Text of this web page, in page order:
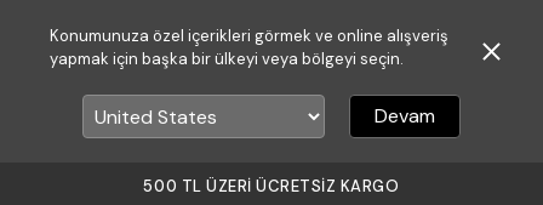
Konumunuza özel içerikleri görmek ve online alışveriş
yapmak için başka bir ülkeyi veya bölgeyi seçin.
Devam
500 TL ÜZERI ÜCRETSIZ KARGO